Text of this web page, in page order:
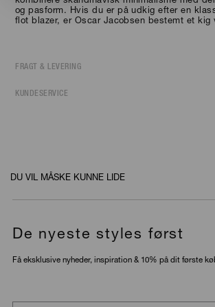
og pasform. Hvis du er på udkig efter en
flot blazer, er Oscar Jacobsen bestemt et kig
FRAGT & LEVERING
KUNDESERVICE
DU VIL MÅSKE KUNNE LIDE
De nyeste styles først
Få eksklusive nyheder, inspiration & 10% på dit første